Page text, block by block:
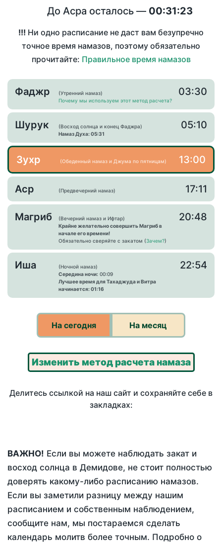
До Асра осталось — 00:31:23
!!! Ни одно расписание не даст вам безупречно
точное время намазов, поэтому обязательно
прочитайте: Правильное время намазов
Фаджр
(Утренний намаз)
Почему мы используем этот метод расчета?
03:30
Шурук
(Восход солнца и конец Фаджра)
Намаз Духа: 05:31
05:10
Зухр (Обеденный намаз и Джума по пятницам) 13:00
Аср (Предвечерний намаз) 17:11
Магриб
(Вечерний намаз и Ифтар)
Крайне желательно совершить Магриб в
начале его времени!
Обязательно сверяйте с закатом (Зачем?)
20:48
Иша
(Ночной намаз)
Середина ночи: 00:09
Лучшее время для Тахаджуда и Витра
начинается: 01:16
22:54
На сегодня На месяц
Изменить метод расчета намаза
Делитесь ссылкой на наш сайт и сохраняйте себе в
закладках:
ВАЖНО! Если вы можете наблюдать закат и
восход солнца в Демидове, не стоит полностью
доверять какому-либо расписанию намазов.
Если вы заметили разницу между нашим
расписанием и собственным наблюдением,
сообщите нам, мы постараемся сделать
календарь молитв более точным. Подробно о